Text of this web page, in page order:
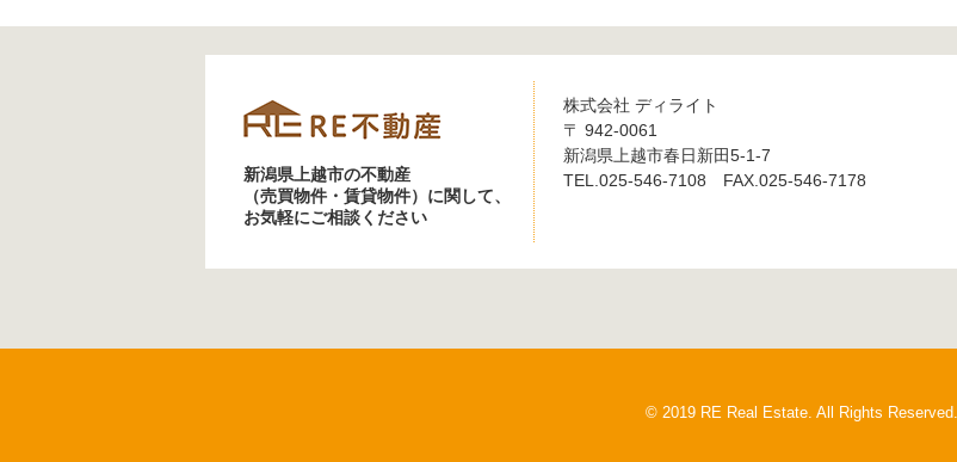
新潟県上越市の不動産
（売買物件・賃貸物件）に関して、
お気軽にご相談ください
株式会社 ディライト
〒 942-0061
新潟県上越市春日新田5-1-7
TEL.025-546-7108 FAX.025-546-7178
© 2019 RE Real Estate. All Rights Reserved.